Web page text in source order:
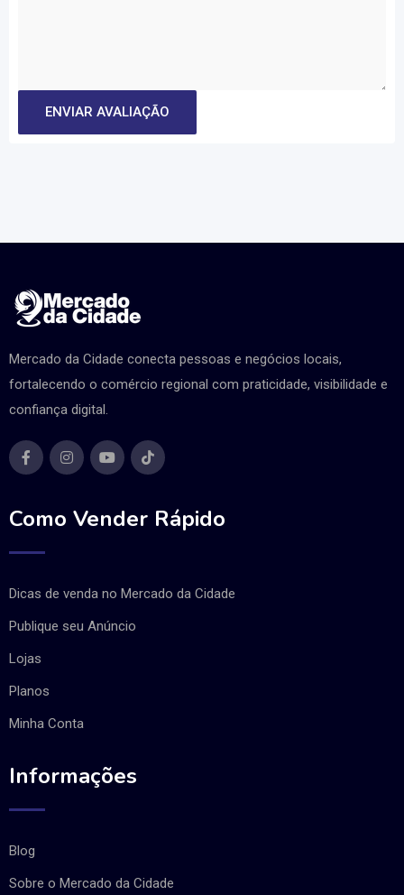
Mercado da Cidade conecta pessoas e negócios locais,
fortalecendo o comércio regional com praticidade, visibilidade e
confiança digital.
Como Vender Rápido
Dicas de venda no Mercado da Cidade
Publique seu Anúncio
Lojas
Planos
Minha Conta
Informações
Blog
Sobre o Mercado da Cidade